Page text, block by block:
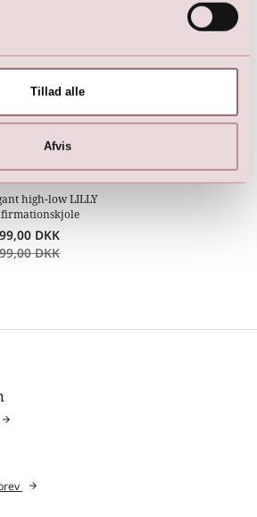
Tillad alle
Afvis
high-low LILLY
DKK
DKK